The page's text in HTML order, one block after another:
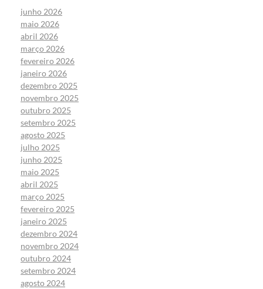
junho 2026
maio 2026
abril 2026
março 2026
fevereiro 2026
janeiro 2026
dezembro 2025
novembro 2025
outubro 2025
setembro 2025
agosto 2025
julho 2025
junho 2025
maio 2025
abril 2025
março 2025
fevereiro 2025
janeiro 2025
dezembro 2024
novembro 2024
outubro 2024
setembro 2024
agosto 2024